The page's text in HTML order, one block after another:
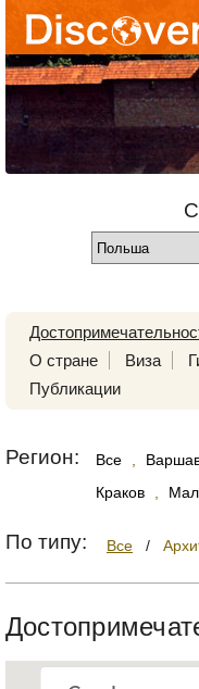
О стране
Виза
Публикации
Регион: Все
Краков
По типу: Все /